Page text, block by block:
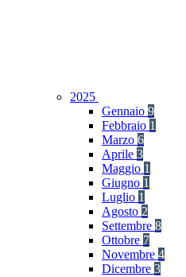
2025
Gennaio 9
Febbraio 1
Marzo 6
Aprile 3
Maggio 1
Giugno 1
Luglio 1
Agosto 2
Settembre 8
Ottobre 7
Novembre 4
Dicembre 3